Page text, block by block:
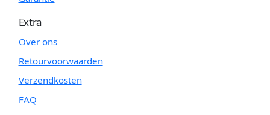
Extra
Over ons
Retourvoorwaarden
Verzendkosten
FAQ